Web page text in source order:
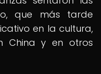
que más tarde
en la cultura,
China y en otros